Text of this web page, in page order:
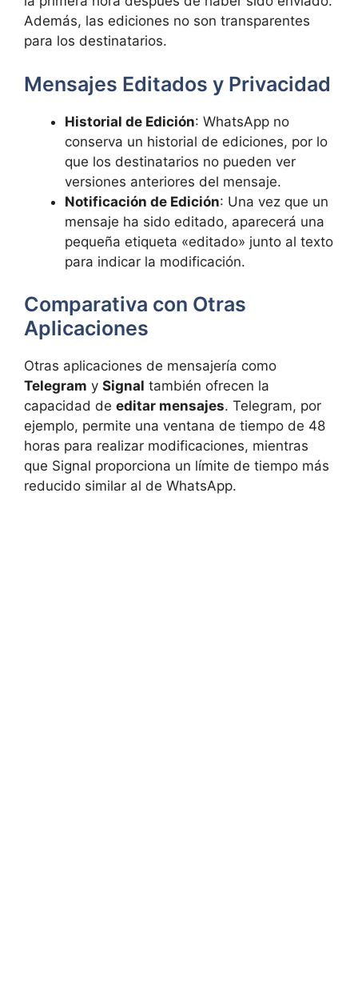
Además, las ediciones no son transparentes
para los destinatarios.
Mensajes Editados y Privacidad
Historial de Edición: WhatsApp no
conserva un historial de ediciones, por lo
que los destinatarios no pueden ver
versiones anteriores del mensaje.
Notificación de Edición: Una vez que un
mensaje ha sido editado, aparecerá una
pequeña etiqueta «editado» junto al texto
para indicar la modificación.
Comparativa con Otras
Aplicaciones
Otras aplicaciones de mensajería como
Telegram y Signal también ofrecen la
capacidad de editar mensajes. Telegram, por
ejemplo, permite una ventana de tiempo de 48
horas para realizar modificaciones, mientras
que Signal proporciona un límite de tiempo más
reducido similar al de WhatsApp.